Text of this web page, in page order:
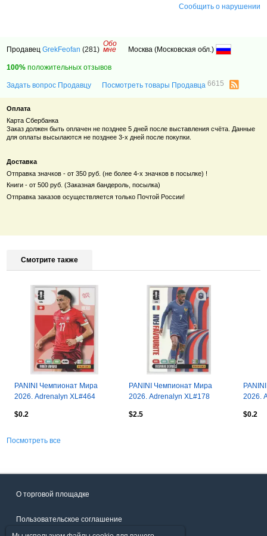
Сообщить о нарушении
ПродавецGrekFeofan (281)
Обо
мне Москва (Московская обл.)
100% положительных отзывов
Задать вопрос Продавцу Посмотреть товары Продавца6615
Оплата
Карта Сбербанка
Заказ должен быть оплачен не позднее 5 дней после выставления счёта. Данные
для оплаты высылаются не позднее 3-х дней после покупки.
Доставка
Отправка значков - от 350 руб. (не более 4-х значков в посылке) !
Книги - от 500 руб. (Заказная бандероль, посылка)
Отправка заказов осуществляется только Почтой России!
Смотрите также
PANINI Чемпионат Мира
2026. Adrenalyn XL#464
$0.2
PANINI Чемпионат Мира
2026. Adrenalyn XL#178
1
$2.5
2026.
$0.2
Посмотреть все
О торговой площадке
Пользовательское соглашение